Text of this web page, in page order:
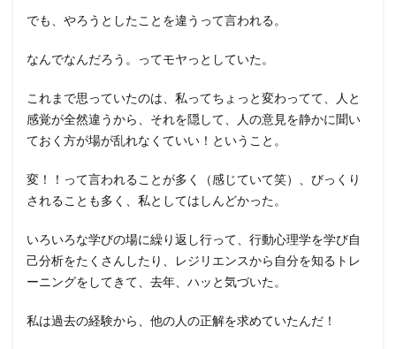
でも、やろうとしたことを違うって言われる。
なんでなんだろう。ってモヤっとしていた。
これまで思っていたのは、私ってちょっと変わってて、人と
感覚が全然違うから、それを隠して、人の意見を静かに聞い
ておく方が場が乱れなくていい！ということ。
変！！って言われることが多く（感じていて笑）、びっくり
されることも多く、私としてはしんどかった。
いろいろな学びの場に繰り返し行って、行動心理学を学び自
己分析をたくさんしたり、レジリエンスから自分を知るトレ
ーニングをしてきて、去年、ハッと気づいた。
私は過去の経験から、他の人の正解を求めていたんだ！